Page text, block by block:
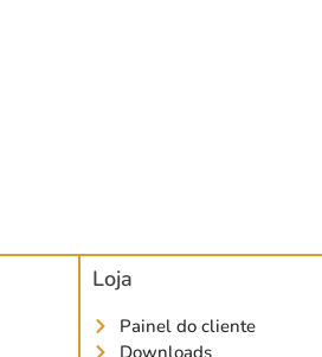
Loja
Painel do cliente
Downloads